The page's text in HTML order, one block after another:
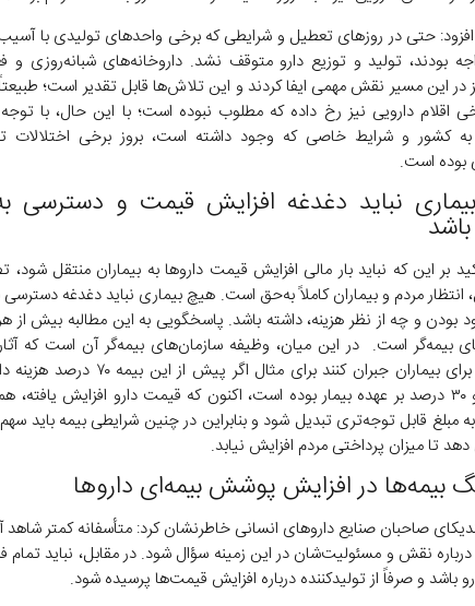
افزود: حتی در روز‌های تعطیل و شرایطی که برخی واحد‌های تولیدی با
بودند، تولید و توزیع دارو متوقف نشد. داروخانه‌های شبانه‌روزی و
در این مسیر نقش مهمی ایفا کردند و این تلاش‌ها قابل تقدیر است؛
اقلام دارویی نیز رخ داده که مطلوب نبوده است؛ با این حال، با
به کشور و شرایط خاصی که وجود داشته است، بروز برخی اختلالات
بوده است.
نباید دغدغه افزایش قیمت و دسترسی
بر این که نباید بار مالی افزایش قیمت دارو‌ها به بیماران منتقل شود،
مردم و بیماران کاملاً به‌حق است. هیچ بیماری نباید دغدغه دسترسی
بودن و چه از نظر هزینه، داشته باشد. پاسخگویی به این مطالبه بیش از
بیمه‌گر است. در این میان، وظیفه سازمان‌های بیمه‌گر آن است که
قیمت را برای بیماران جبران کنند برای مثال
مبلغ قابل توجه‌تری تبدیل شود و بنابراین در چنین شرایطی بیمه باید
دهد تا میزان پرداختی مردم افزایش نیابد.
بیمه‌ها در افزایش پوشش بیمه‌ای دارو‌ها
صاحبان صنایع دارو‌های انسانی خاطرنشان کرد: متأسفانه کمتر
درباره نقش و مسئولیت‌شان در این زمینه سؤال شود. در مقابل، نباید تمام
باشد و صرفاً از تولیدکننده درباره افزایش قیمت‌ها پرسیده شود.